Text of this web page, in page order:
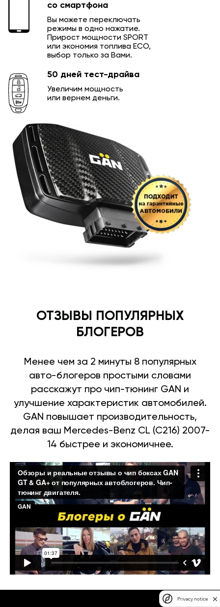
со смартфона
Вы можете переключать
режимы в одно нажатие.
Прирост мощности SPORT
или экономия топлива ECO,
выбор только за Вами.
50 дней тест-драйва
Увеличим мощность
или вернем деньги.
ОТЗЫВЫ ПОПУЛЯРНЫХ
БЛОГЕРОВ
Менее чем за 2 минуты 8 популярных
авто-блогеров простыми словами
расскажут про чип-тюнинг GAN и
улучшение характеристик автомобилей.
GAN повышает производительность,
делая ваш Mercedes-Benz CL (C216) 2007-
14 быстрее и экономичнее.
Privacy notice